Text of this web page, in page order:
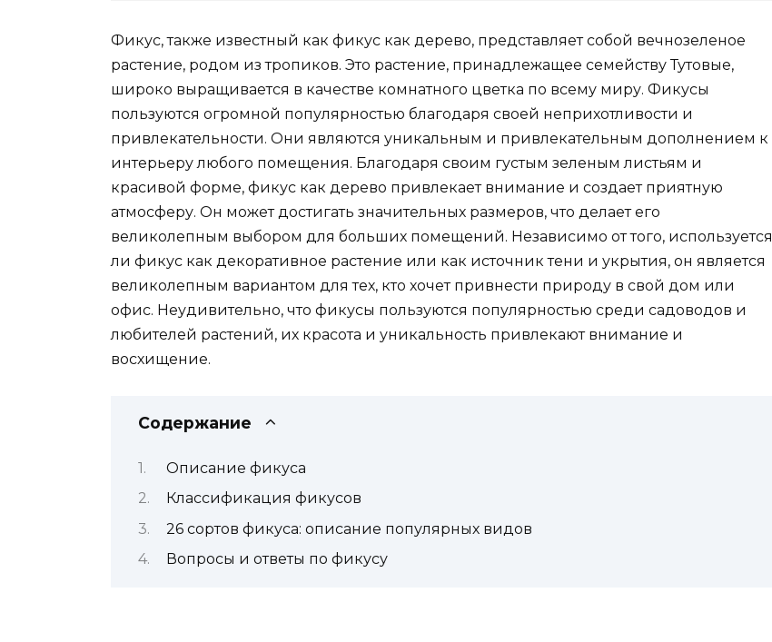
Фикус, также известный как фикус как дерево, представляет собой вечнозеленое
растение, родом из тропиков. Это растение, принадлежащее семейству Тутовые,
широко выращивается в качестве комнатного цветка по всему миру. Фикусы
пользуются огромной популярностью благодаря своей неприхотливости и
привлекательности. Они являются уникальным и привлекательным дополнением к
интерьеру любого помещения. Благодаря своим густым зеленым листьям и
красивой форме, фикус как дерево привлекает внимание и создает приятную
атмосферу. Он может достигать значительных размеров, что делает его
великолепным выбором для больших помещений. Независимо от того, используется
ли фикус как декоративное растение или как источник тени и укрытия, он является
великолепным вариантом для тех, кто хочет привнести природу в свой дом или
офис. Неудивительно, что фикусы пользуются популярностью среди садоводов и
любителей растений, их красота и уникальность привлекают внимание и
восхищение.
Содержание
Описание фикуса
Классификация фикусов
26 сортов фикуса: описание популярных видов
Вопросы и ответы по фикусу